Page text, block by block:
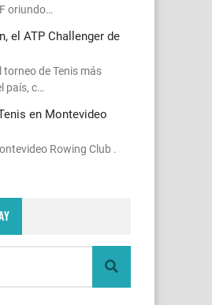
oriundo…
el ATP Challenger de
torneo de Tenis más
país, c…
en Montevideo
Rowing Club .